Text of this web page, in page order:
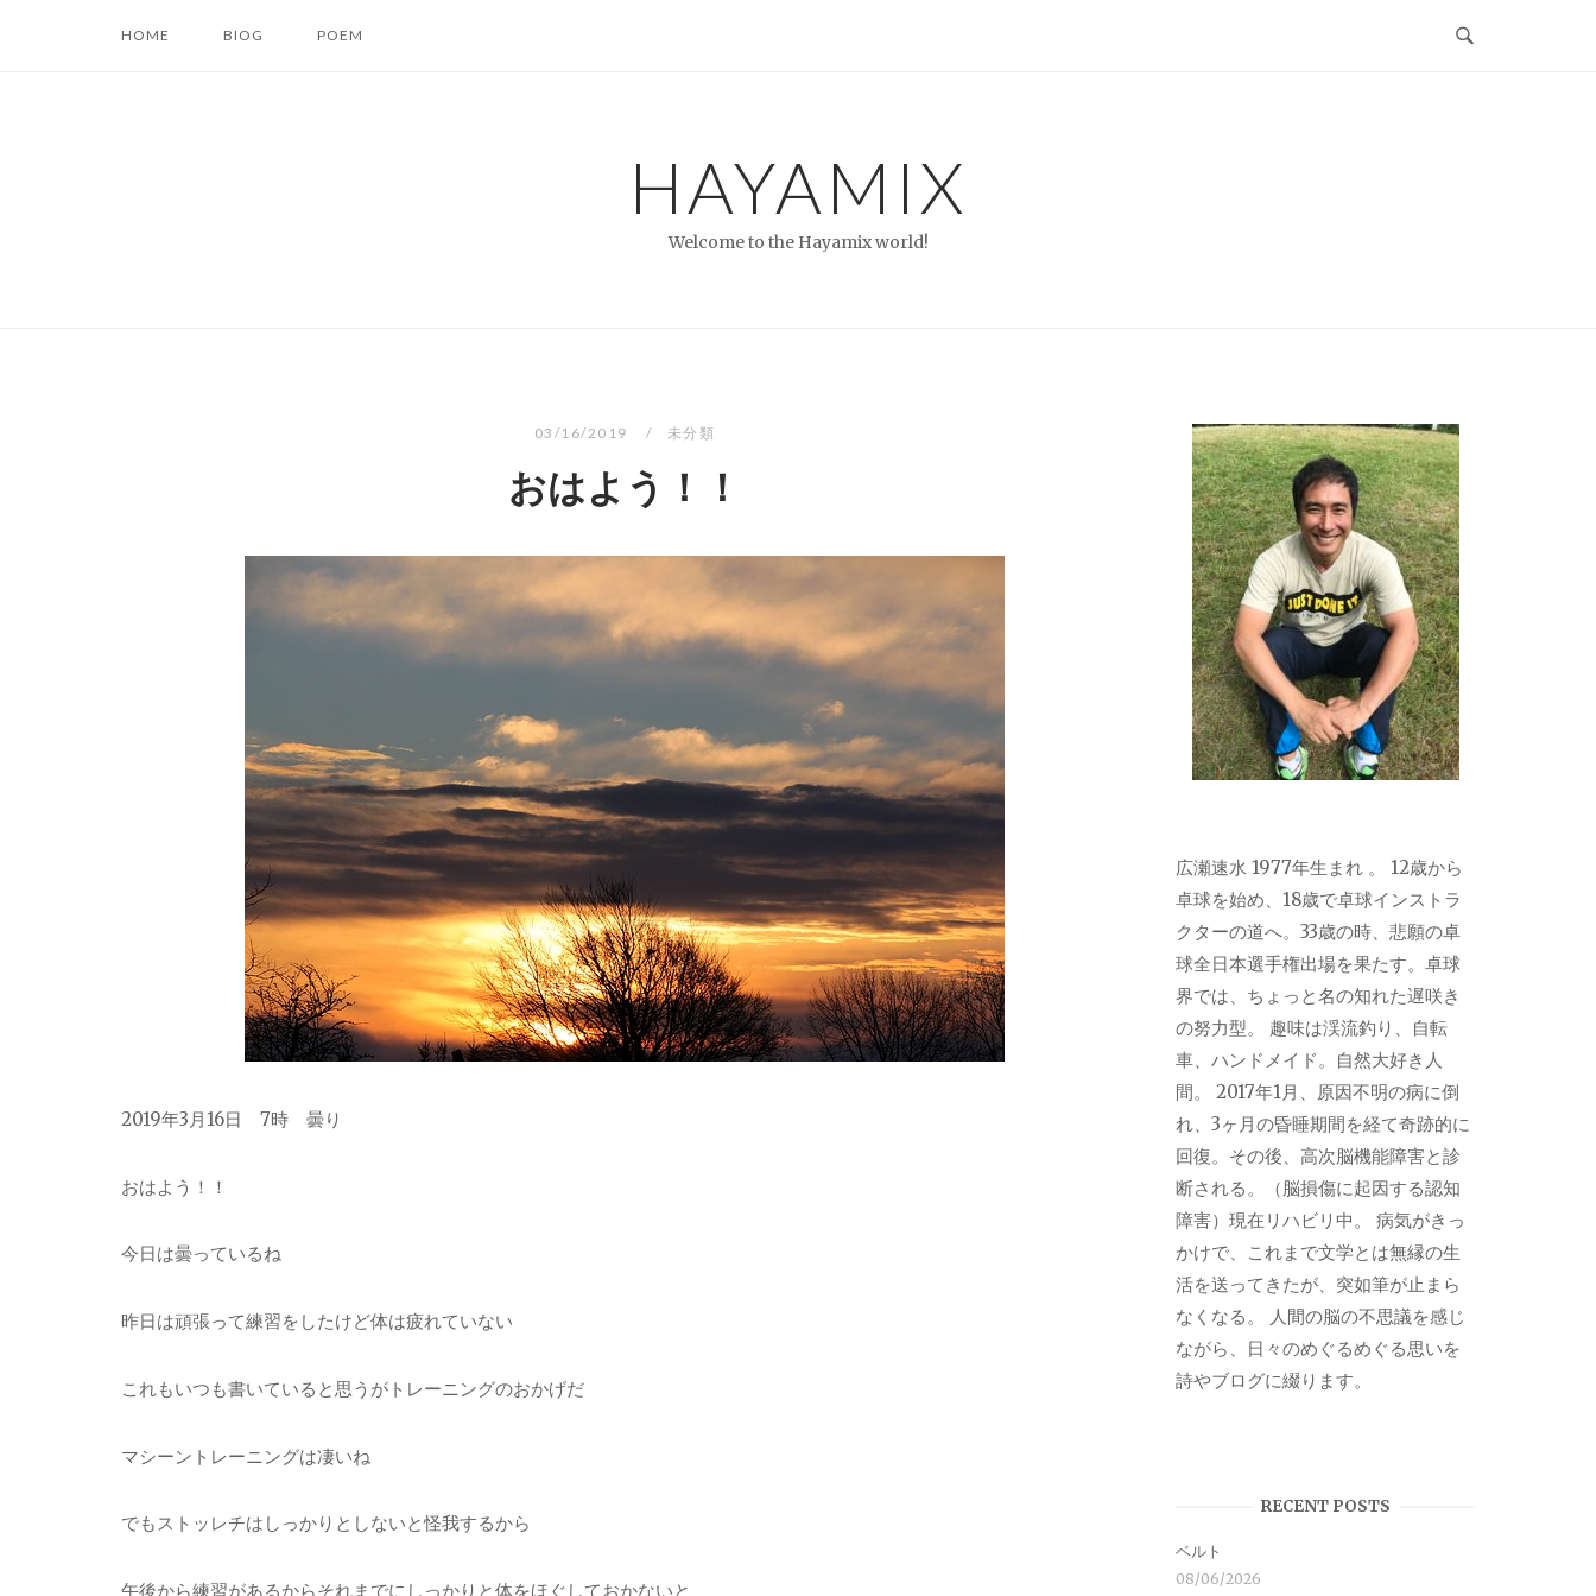
HOME BIOG POEM
HAYAMIX
Welcome to the Hayamix world!
03/16/2019 未分類
おはよう！！
2019年3月16日 7時 曇り
おはよう！！
今日は曇っているね
昨日は頑張って練習をしたけど体は疲れていない
これもいつも書いていると思うがトレーニングのおかげだ
マシーントレーニングは凄いね
でもストッレチはしっかりとしないと怪我するから
午後から練習があるからそれまでにしっかりと体をほぐしておかないと
広瀬速水 1977年生まれ 。 12歳から
卓球を始め、18歳で卓球インストラ
クターの道へ。33歳の時、悲願の卓
球全日本選手権出場を果たす。卓球
界では、ちょっと名の知れた遅咲き
の努力型。 趣味は渓流釣り、自転
車、ハンドメイド。自然大好き人
間。 2017年1月、原因不明の病に倒
れ、3ヶ月の昏睡期間を経て奇跡的に
回復。その後、高次脳機能障害と診
断される。（脳損傷に起因する認知
障害）現在リハビリ中。 病気がきっ
かけで、これまで文学とは無縁の生
活を送ってきたが、突如筆が止まら
なくなる。 人間の脳の不思議を感じ
ながら、日々のめぐるめぐる思いを
詩やブログに綴ります。
RECENT POSTS
ベルト
08/06/2026